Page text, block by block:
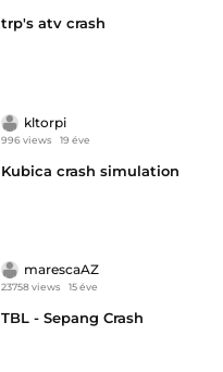
trp's atv crash
kltorpi
996 views 19 éve
Kubica crash simulation
marescaAZ
23758 views 15 éve
TBL - Sepang Crash